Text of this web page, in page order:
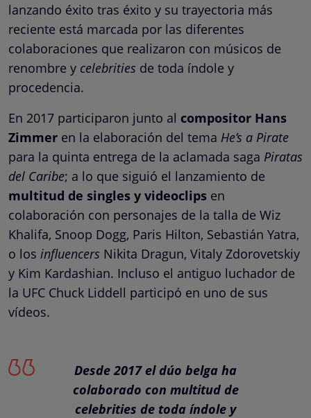
lanzando éxito tras éxito y su trayectoria más
reciente está marcada por las diferentes
colaboraciones que realizaron con músicos de
renombre y celebrities de toda índole y
procedencia.
En 2017 participaron junto al compositor Hans
Zimmer en la elaboración del tema He’s a Pirate
para la quinta entrega de la aclamada saga Piratas
del Caribe; a lo que siguió el lanzamiento de
multitud de singles y videoclips en
colaboración con personajes de la talla de Wiz
Khalifa, Snoop Dogg, Paris Hilton, Sebastián Yatra,
o los influencers Nikita Dragun, Vitaly Zdorovetskiy
y Kim Kardashian. Incluso el antiguo luchador de
la UFC Chuck Liddell participó en uno de sus
vídeos.
Desde 2017 el dúo belga ha
colaborado con multitud de
celebrities de toda índole y